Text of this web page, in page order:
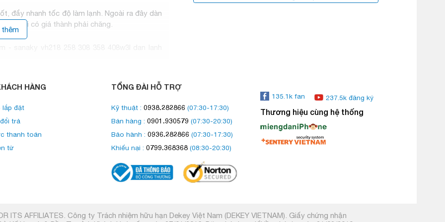
đẩy nhanh tốc độ làm lạnh. Ngoài ra đây dàn
khi có giá thành phải chăng.
mở
mở trên dưới
trong suốt tinh tế , nhỏ gọn và
và kích thước của mình thì đây là sự lựa chọn
và quán nước gia đình.
quản trong điều kiện lạnh sâu
giảm trao đổi nhiệt với môi trường bên ngoài
HÀNG
lắp đặt
trả
thanh toán
tử
TỔNG ĐÀI HỖ TRỢ
Kỹ thuật : 0938.282866 (07:30-17:30)
Bán hàng : 0901.930579 (07:30-20:30)
Bảo hành : 0936.282866 (07:30-17:30)
Khiếu nại : 0799.368368 (08:30-20:30)
135.1k fan 237.5k đăng ký
Thương hiệu cùng hệ thống
ITS AFFILIATES. Công ty Trách nhiệm hữu hạn Dekey Việt Nam (DEKEY VIETNAM). Giấy chứng nhận